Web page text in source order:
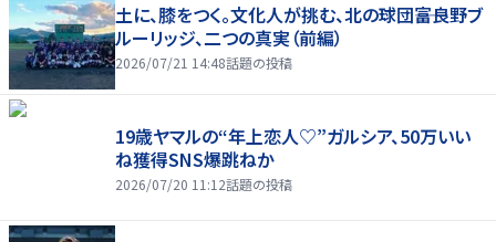
土に、膝をつく。文化人が挑む、北の球団――富良野ブ
ルーリッジ、二つの真実（前編）
2026/07/21 14:48話題の投稿
19歳ヤマルの“年上恋人♡”ガルシア、50万いい
ね獲得SNS爆跳ねか
2026/07/20 11:12話題の投稿